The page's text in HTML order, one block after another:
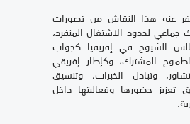
عنه هذا النقاش من تصورات
لحدود الاشتغال المنفرد،
الشيوخ في إفريقيا كجواب
المشترك، وكإطار إفريقي
وتبادل الخبرات، وتنسيق
تعزيز حضورها وفعاليتها داخل